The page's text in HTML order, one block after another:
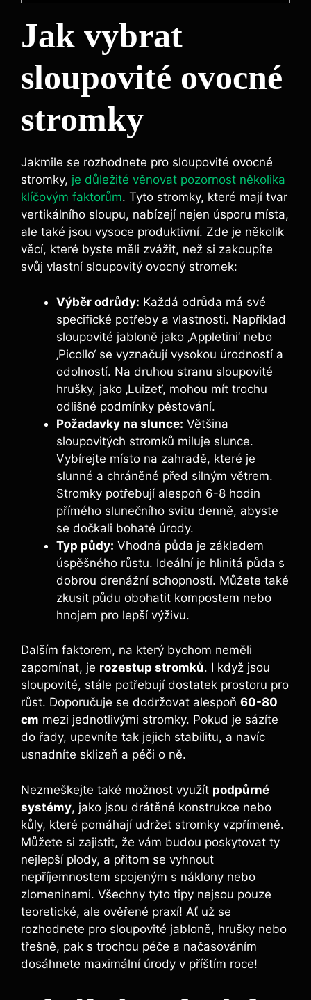
Jak vybrat
sloupovité ovocné
stromky
Jakmile se rozhodnete pro sloupovité ovocné
stromky, je důležité věnovat pozornost několika
klíčovým faktorům. Tyto stromky, které mají tvar
vertikálního sloupu, nabízejí nejen úsporu místa,
ale také jsou vysoce produktivní. Zde je několik
věcí, které byste měli zvážit, než si zakoupíte
svůj vlastní sloupovitý ovocný stromek:
Výběr odrůdy: Každá odrůda má své
specifické potřeby a vlastnosti. Například
sloupovité jabloně jako ‚Appletini‘ nebo
‚Picollo‘ se vyznačují vysokou úrodností a
odolností. Na druhou stranu sloupovité
hrušky, jako ‚Luizet‘, mohou mít trochu
odlišné podmínky pěstování.
Požadavky na slunce: Většina
sloupovitých stromků miluje slunce.
Vybírejte místo na zahradě, které je
slunné a chráněné před silným větrem.
Stromky potřebují alespoň 6-8 hodin
přímého slunečního svitu denně, abyste
se dočkali bohaté úrody.
Typ půdy: Vhodná půda je základem
úspěšného růstu. Ideální je hlinitá půda s
dobrou drenážní schopností. Můžete také
zkusit půdu obohatit kompostem nebo
hnojem pro lepší výživu.
Dalším faktorem, na který bychom neměli
zapomínat, je rozestup stromků. I když jsou
sloupovité, stále potřebují dostatek prostoru pro
růst. Doporučuje se dodržovat alespoň 60-80
cm mezi jednotlivými stromky. Pokud je sázíte
do řady, upevníte tak jejich stabilitu, a navíc
usnadníte sklizeň a péči o ně.
Nezmeškejte také možnost využít podpůrné
systémy, jako jsou drátěné konstrukce nebo
kůly, které pomáhají udržet stromky vzpřímeně.
Můžete si zajistit, že vám budou poskytovat ty
nejlepší plody, a přitom se vyhnout
nepříjemnostem spojeným s náklony nebo
zlomeninami. Všechny tyto tipy nejsou pouze
teoretické, ale ověřené praxí! Ať už se
rozhodnete pro sloupovité jabloně, hrušky nebo
třešně, pak s trochou péče a načasováním
dosáhnete maximální úrody v příštím roce!